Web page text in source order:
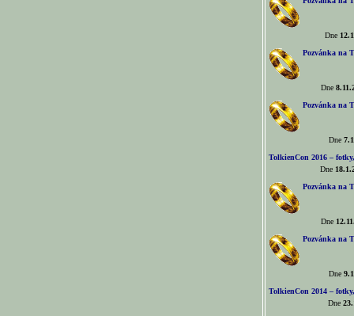
Dne
Pozvánka na
Dne
Pozvánka na
Dne
TolkienCon 2016 –
Dne
Pozvánka na
Dne
Pozvánka na
Dne
TolkienCon 2014 –
Dne